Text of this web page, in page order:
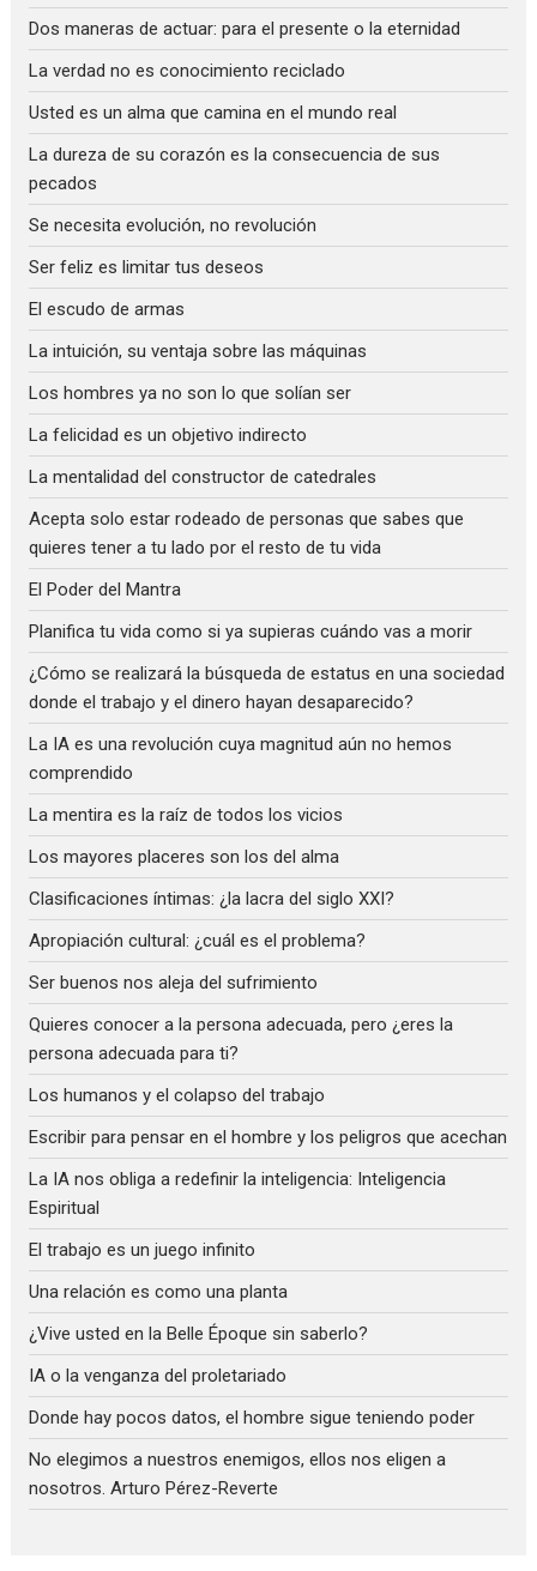
Dos maneras de actuar: para el presente o la eternidad
La verdad no es conocimiento reciclado
Usted es un alma que camina en el mundo real
La dureza de su corazón es la consecuencia de sus
pecados
Se necesita evolución, no revolución
Ser feliz es limitar tus deseos
El escudo de armas
La intuición, su ventaja sobre las máquinas
Los hombres ya no son lo que solían ser
La felicidad es un objetivo indirecto
La mentalidad del constructor de catedrales
Acepta solo estar rodeado de personas que sabes que
quieres tener a tu lado por el resto de tu vida
El Poder del Mantra
Planifica tu vida como si ya supieras cuándo vas a morir
¿Cómo se realizará la búsqueda de estatus en una sociedad
donde el trabajo y el dinero hayan desaparecido?
La IA es una revolución cuya magnitud aún no hemos
comprendido
La mentira es la raíz de todos los vicios
Los mayores placeres son los del alma
Clasificaciones íntimas: ¿la lacra del siglo XXI?
Apropiación cultural: ¿cuál es el problema?
Ser buenos nos aleja del sufrimiento
Quieres conocer a la persona adecuada, pero ¿eres la
persona adecuada para ti?
Los humanos y el colapso del trabajo
Escribir para pensar en el hombre y los peligros que acechan
La IA nos obliga a redefinir la inteligencia: Inteligencia
Espiritual
El trabajo es un juego infinito
Una relación es como una planta
¿Vive usted en la Belle Époque sin saberlo?
IA o la venganza del proletariado
Donde hay pocos datos, el hombre sigue teniendo poder
No elegimos a nuestros enemigos, ellos nos eligen a
nosotros. Arturo Pérez-Reverte